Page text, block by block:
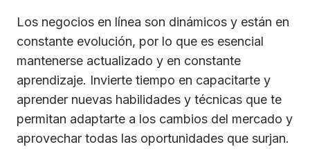
Los negocios en línea son dinámicos y están en
constante evolución, por lo que es esencial
mantenerse actualizado y en constante
aprendizaje. Invierte tiempo en capacitarte y
aprender nuevas habilidades y técnicas que te
permitan adaptarte a los cambios del mercado y
aprovechar todas las oportunidades que surjan.